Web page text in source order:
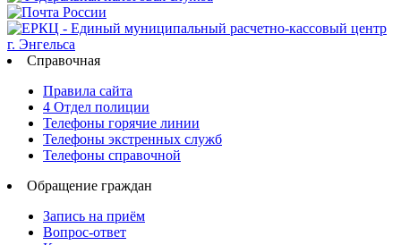
Справочная
Правила сайта
4 Отдел полиции
Телефоны горячие линии
Телефоны экстренных служб
Телефоны справочной
Обращение граждан
Запись на приём
Вопрос-ответ